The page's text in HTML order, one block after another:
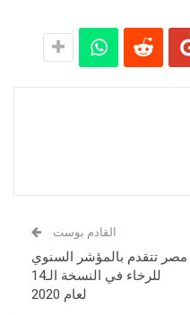
القادم بوست
مصر تتقدم بالمؤشر السنوي
للرخاء في النسخة الـ14
لعام 2020